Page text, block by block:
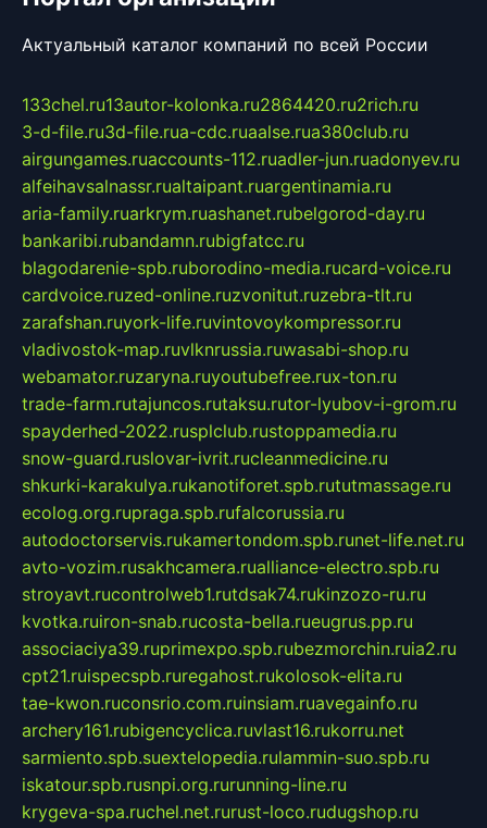
Актуальный каталог компаний по всей России
133chel.ru13autor-kolonka.ru2864420.ru2rich.ru
3-d-file.ru3d-file.rua-cdc.ruaalse.rua380club.ru
airgungames.ruaccounts-112.ruadler-jun.ruadonyev.ru
alfeihavsalnassr.rualtaipant.ruargentinamia.ru
aria-family.ruarkrym.ruashanet.rubelgorod-day.ru
bankaribi.rubandamn.rubigfatcc.ru
blagodarenie-spb.ruborodino-media.rucard-voice.ru
cardvoice.ruzed-online.ruzvonitut.ruzebra-tlt.ru
zarafshan.ruyork-life.ruvintovoykompressor.ru
vladivostok-map.ruvlknrussia.ruwasabi-shop.ru
webamator.ruzaryna.ruyoutubefree.rux-ton.ru
trade-farm.rutajuncos.rutaksu.rutor-lyubov-i-grom.ru
spayderhed-2022.rusplclub.rustoppamedia.ru
snow-guard.ruslovar-ivrit.rucleanmedicine.ru
shkurki-karakulya.rukanotiforet.spb.rututmassage.ru
ecolog.org.rupraga.spb.rufalcorussia.ru
autodoctorservis.rukamertondom.spb.runet-life.net.ru
avto-vozim.rusakhcamera.rualliance-electro.spb.ru
stroyavt.rucontrolweb1.rutdsak74.rukinzozo-ru.ru
kvotka.ruiron-snab.rucosta-bella.rueugrus.pp.ru
associaciya39.ruprimexpo.spb.rubezmorchin.ruia2.ru
cpt21.ruispecspb.ruregahost.rukolosok-elita.ru
tae-kwon.ruconsrio.com.ruinsiam.ruavegainfo.ru
archery161.rubigencyclica.ruvlast16.rukorru.net
sarmiento.spb.suextelopedia.rulammin-suo.spb.ru
iskatour.spb.rusnpi.org.rurunning-line.ru
krygeva-spa.ruchel.net.rurust-loco.rudugshop.ru